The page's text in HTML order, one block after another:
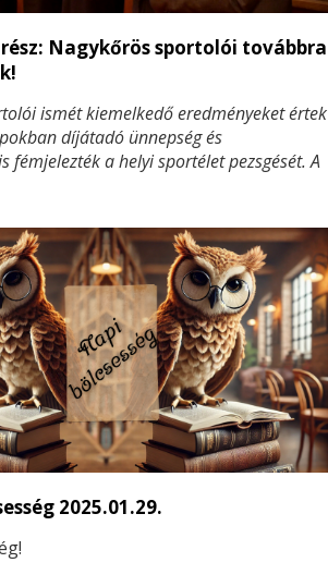
Nagykőrös sportolói továbbra
ismét kiemelkedő eredményeket értek
díjátadó ünnepség és
fémjelezték a helyi sportélet pezsgését. A
tehetségüket.
2025.01.29.